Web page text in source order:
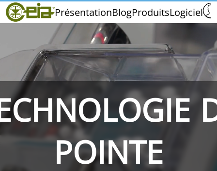
PrésentationBlogProduitsLogiciel
Home
CEIA
Salons et Événements
THS/PH210 THS/PH210-FFV THS/
POINTE